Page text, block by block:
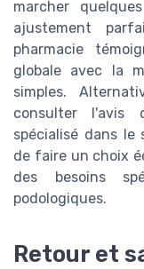
marcher
ajustement
pharmacie
globale avec la
simples.
consulter l'avis
spécialisé dans le
de faire un choix
des besoins
podologiques.
Retour et